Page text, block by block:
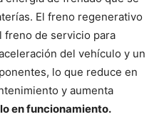
El freno regenerativo
freno de servicio para
del vehículo y un
lo que reduce en
y aumenta
en funcionamiento.